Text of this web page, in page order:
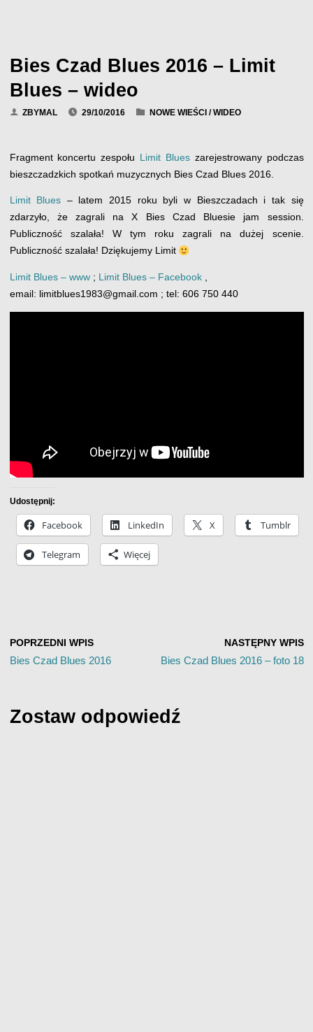
Bies Czad Blues 2016 – Limit
Blues – wideo
ZBYMAL 29/10/2016 NOWE WIEŚCI /WIDEO
Fragment koncertu zespołu Limit Blueszarejestrowany podczas
bieszczadzkich spotkań muzycznych Bies Czad Blues 2016.
Limit Blues – latem 2015 roku byli w Bieszczadach i tak się
zdarzyło, że zagrali na X Bies Czad Bluesie jam session.
Publiczność szalała! W tym roku zagrali na dużej scenie.
Publiczność szalała! Dziękujemy Limit
Limit Blues – www; Limit Blues – Facebook,
email: limitblues1983@gmail.com ; tel: 606 750 440
Udostępnij:
Facebook LinkedIn X Tumblr
Telegram Więcej
POPRZEDNI WPIS
Bies Czad Blues 2016
NASTĘPNY WPIS
Bies Czad Blues 2016 – foto 18
Zostaw odpowiedź